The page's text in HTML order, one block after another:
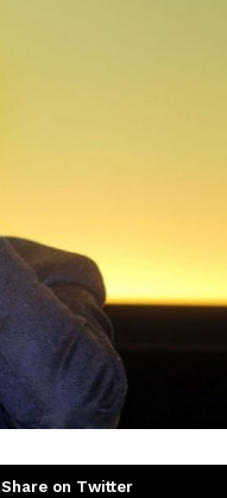
Share on Twitter